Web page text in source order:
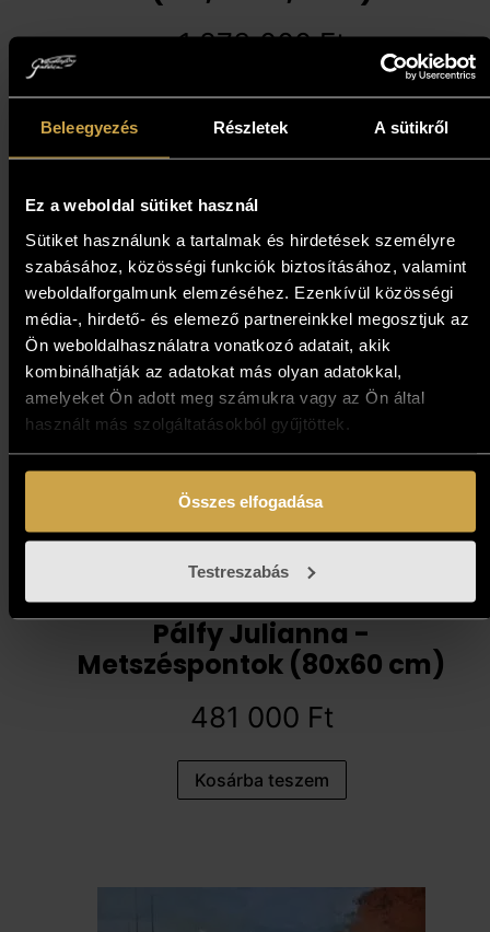
Beleegyezés Részletek A sütikről
Ez a weboldal sütiket használ
Sütiket használunk a tartalmak és hirdetések személyre
szabásához, közösségi funkciók biztosításához, valamint
weboldalforgalmunk elemzéséhez. Ezenkívül közösségi
média-, hirdető- és elemező partnereinkkel megosztjuk az
Ön weboldalhasználatra vonatkozó adatait, akik
kombinálhatják az adatokat más olyan adatokkal,
amelyeket Ön adott meg számukra vagy az Ön által
használt más szolgáltatásokból gyűjtöttek.
Összes elfogadása
Testreszabás
1 873 000Ft
Kosárba teszem
Pálfy Julianna -
Metszéspontok (80x60 cm)
481 000 Ft
Kosárba teszem